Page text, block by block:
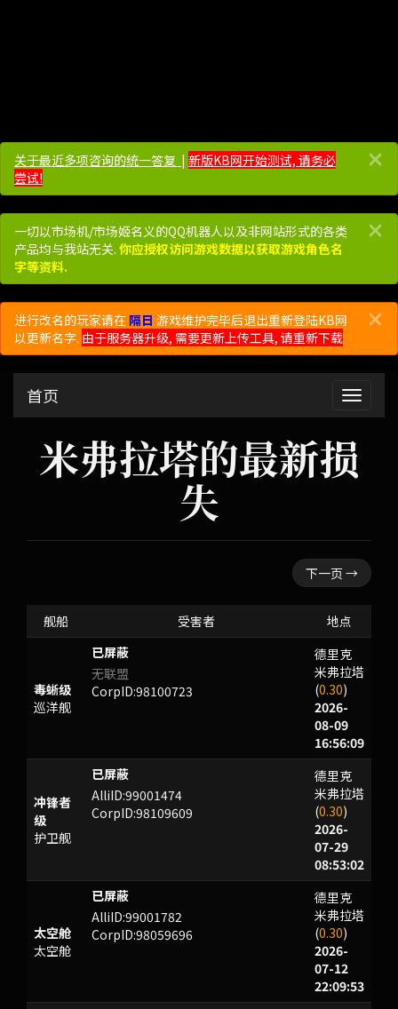
×
关于最近多项咨询的统一答复 ​​​​ | 新版KB网开始测试, 请务必
尝试!
×
一切以市场机/市场姬名义的QQ机器人以及非网站形式的各类
产品均与我站无关. 你应授权访问游戏数据以获取游戏角色名
字等资料.
×
进行改名的玩家请在隔日 游戏维护完毕后退出重新登陆KB网
以更新名字. 由于服务器升级, 需要更新上传工具, 请重新下载
展
开
首页
米弗拉塔的最新损
失
下一页 →
舰船 受害者 地点
毒蜥级
巡洋舰
AWRCPI
无联盟
CorpID:98100723
德里克
米弗拉塔
(0.30)
2026-
08-09
16:56:09
冲锋者
级
护卫舰
NHNWY
AlliID:99001474
CorpID:98109609
德里克
米弗拉塔
(0.30)
2026-
07-29
08:53:02
太空舱
太空舱
OMO
AlliID:99001782
CorpID:98059696
德里克
米弗拉塔
(0.30)
2026-
07-12
22:09:53